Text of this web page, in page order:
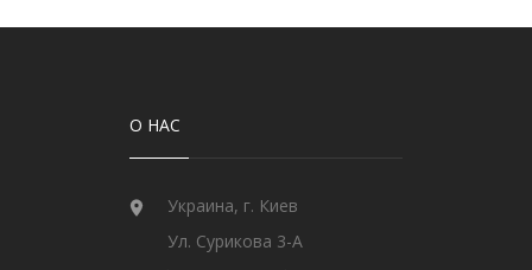
О НАС
Украина, г. Киев
Ул. Сурикова 3-А